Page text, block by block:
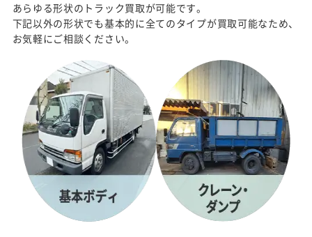
あらゆる形状のトラック買取が可能です。
下記以外の形状でも基本的に全てのタイプが買取可能なため、
お気軽にご相談ください。